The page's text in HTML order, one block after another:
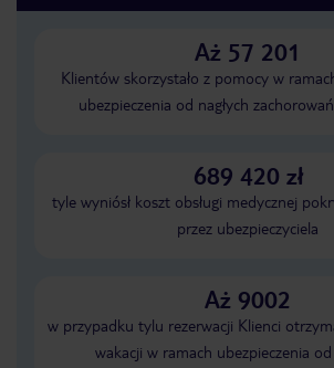
Aż 57 201
Klientów skorzystało z pomocy w
ubezpieczenia od nagłych
689 420 zł
tyle wyniósł koszt obsługi medycznej
przez ubezpieczyciela
Aż 9002
w przypadku tylu rezerwacji Klienci
wakacji w ramach ubezpieczenia